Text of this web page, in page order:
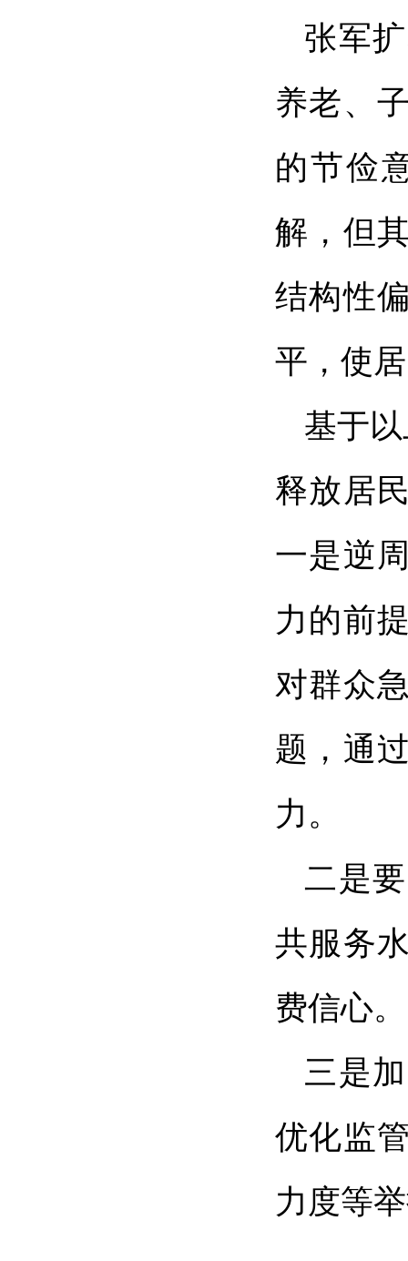
张军
养老、
的节俭
解，但
结构性
平，使
基于
释放居
一是逆
力的前
对群众
题，通
力。
二是
共服务
费信心。
三是
优化监
力度等